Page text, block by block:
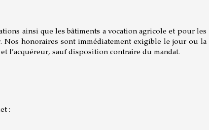
ainsi que les bâtiments a vocation agricole et pour les
Nos honoraires sont immédiatement exigible le jour ou la
l’acquéreur, sauf disposition contraire du mandat.
: